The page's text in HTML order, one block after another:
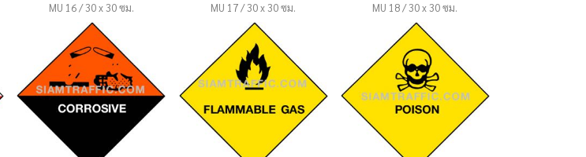
MU 16 / 30 x 30 ซม. MU 17 / 30 x 30 ซม. MU 18 / 30 x 30 ซม.